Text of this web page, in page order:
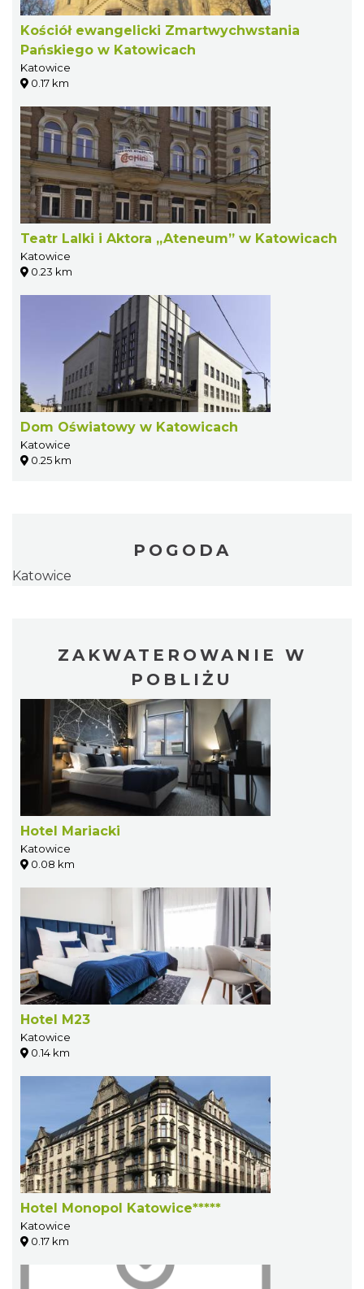
Kościół ewangelicki Zmartwychwstania
Pańskiego w Katowicach
Katowice
0.17 km
Teatr Lalki i Aktora „Ateneum” w Katowicach
Katowice
0.23 km
Dom Oświatowy w Katowicach
Katowice
0.25 km
POGODA
Katowice
ZAKWATEROWANIE W
POBLIŻU
Hotel Mariacki
Katowice
0.08 km
Hotel M23
Katowice
0.14 km
Hotel Monopol Katowice*****
Katowice
0.17 km